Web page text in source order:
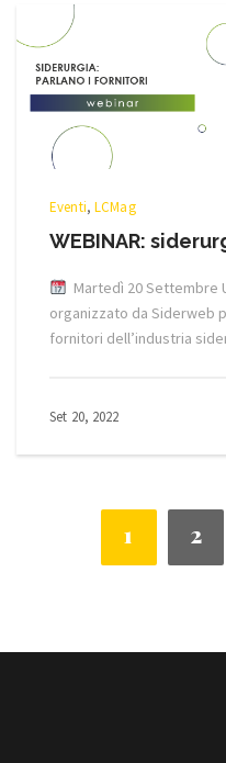
Eventi,LCMag
WEBINAR:
Martedì 20 Settembre
organizzato da Siderweb
fornitori dell’industria
Set 20, 2022
1 2